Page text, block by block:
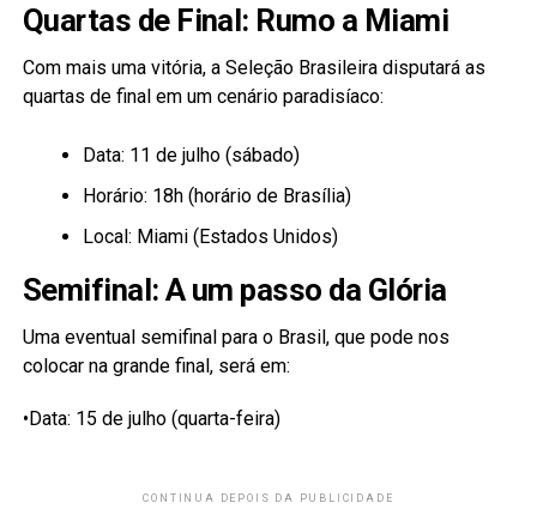
Quartas de Final: Rumo a Miami
Com mais uma vitória, a Seleção Brasileira disputará as
quartas de final em um cenário paradisíaco:
Data: 11 de julho (sábado)
Horário: 18h (horário de Brasília)
Local: Miami (Estados Unidos)
Semifinal: A um passo da Glória
Uma eventual semifinal para o Brasil, que pode nos
colocar na grande final, será em:
•Data: 15 de julho (quarta-feira)
CONTINUA DEPOIS DA PUBLICIDADE